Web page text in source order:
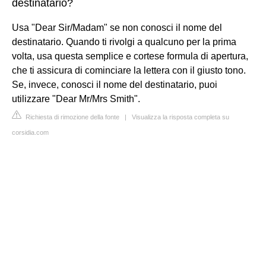
destinatario?
Usa "Dear Sir/Madam" se non conosci il nome del
destinatario. Quando ti rivolgi a qualcuno per la prima
volta, usa questa semplice e cortese formula di apertura,
che ti assicura di cominciare la lettera con il giusto tono.
Se, invece, conosci il nome del destinatario, puoi
utilizzare "Dear Mr/Mrs Smith".
Richiesta di rimozione della fonte | Visualizza la risposta completa su
corsidia.com